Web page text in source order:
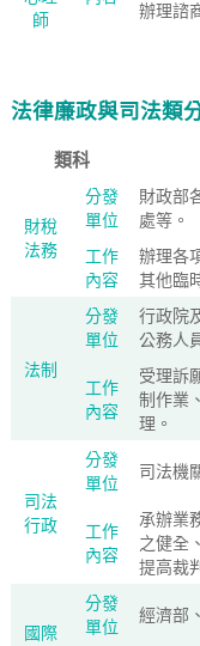
師
辦理諮
法律廉政與司法類
類科
財稅
法務
分發
單位
財政部
處等。
工作
內容
辦理各
其他臨
法制
分發
單位
行政院
公務人
工作
內容
受理訴
制作業
理。
司法
行政
分發
單位
司法機
工作
內容
承辦業
之健全
提高裁
國際
分發
單位
經濟部